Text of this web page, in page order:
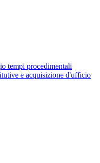
tempi procedimentali
e acquisizione d'ufficio